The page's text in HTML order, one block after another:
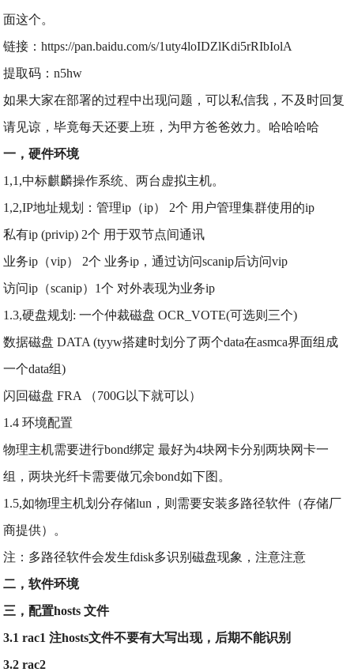
面这个。
链接：https://pan.baidu.com/s/1uty4loIDZlKdi5rRIbIolA
提取码：n5hw
如果大家在部署的过程中出现问题，可以私信我，不及时回复
请见谅，毕竟每天还要上班，为甲方爸爸效力。哈哈哈哈
一，硬件环境
1,1,中标麒麟操作系统、两台虚拟主机。
1,2,IP地址规划：管理ip（ip） 2个 用户管理集群使用的ip
私有ip (privip) 2个 用于双节点间通讯
业务ip（vip） 2个 业务ip，通过访问scanip后访问vip
访问ip（scanip）1个 对外表现为业务ip
1.3,硬盘规划: 一个仲裁磁盘 OCR_VOTE(可选则三个)
数据磁盘 DATA (tyyw搭建时划分了两个data在asmca界面组成
一个data组)
闪回磁盘 FRA （700G以下就可以）
1.4 环境配置
物理主机需要进行bond绑定 最好为4块网卡分别两块网卡一
组，两块光纤卡需要做冗余bond如下图。
1.5,如物理主机划分存储lun，则需要安装多路径软件（存储厂
商提供）。
注：多路径软件会发生fdisk多识别磁盘现象，注意注意
二，软件环境
三，配置hosts 文件
3.1 rac1 注hosts文件不要有大写出现，后期不能识别
3.2 rac2